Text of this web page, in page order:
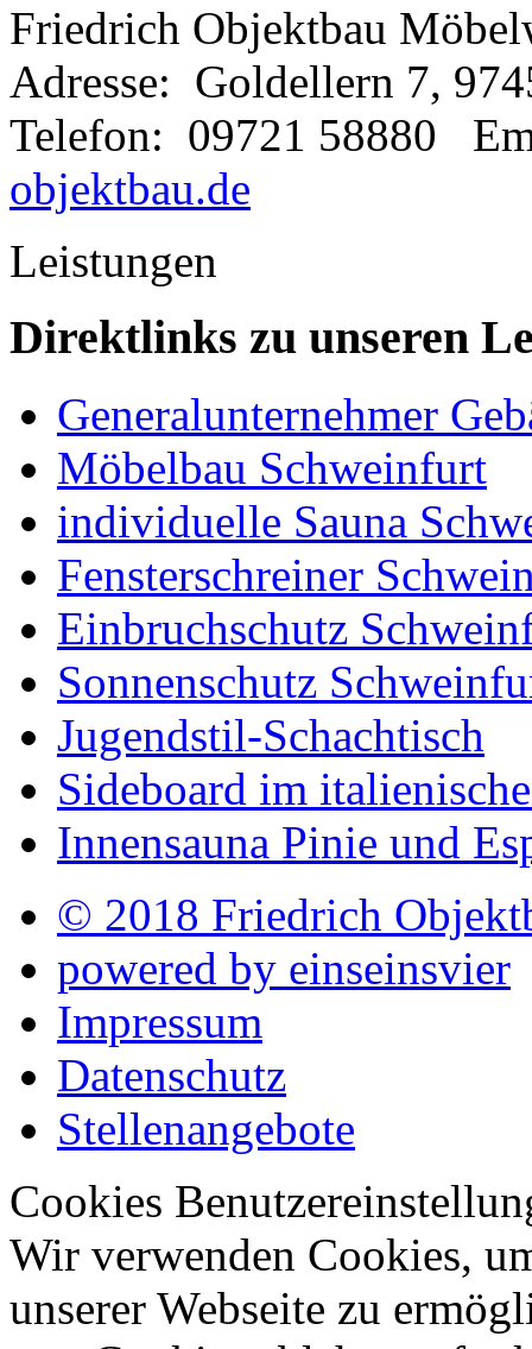
Friedrich Objektbau
Adresse: Goldellern 7,
Telefon: 09721 58880
objektbau.de
Leistungen
Direktlinks zu unseren
Generalunternehmer
Möbelbau Schweinfurt
individuelle Sauna
Fensterschreiner
Einbruchschutz
Sonnenschutz
Jugendstil-Schachtisch
Sideboard im
Innensauna Pinie und
© 2018 Friedrich
powered by einseinsvier
Impressum
Datenschutz
Stellenangebote
Cookies
Wir verwenden Cookies,
unserer Webseite zu